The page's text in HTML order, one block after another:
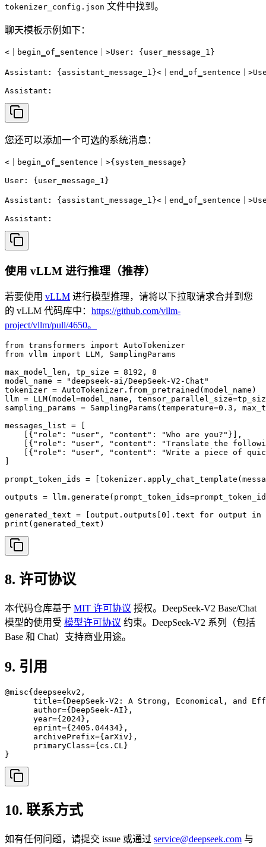
tokenizer_config.json 文件中找到。
聊天模板示例如下：
<｜begin▁of▁sentence｜>User: {user_message_1}
Assistant: {assistant_message_1}<｜end▁of▁sentence｜
Assistant:
您还可以添加一个可选的系统消息：
<｜begin▁of▁sentence｜>{system_message}
User: {user_message_1}
Assistant: {assistant_message_1}<｜end▁of▁sentence｜
Assistant:
使用 vLLM 进行推理（推荐）
若要使用 vLLM 进行模型推理，请将以下拉取请求合并到您
的 vLLM 代码库中： https://github.com/vllm-
project/vllm/pull/4650。
from transformers import AutoTokenizer
from vllm import LLM, SamplingParams
max_model_len, tp_size = 8192, 8
model_name = "deepseek-ai/DeepSeek-V2-Chat"
tokenizer = AutoTokenizer.from_pretrained(model_name)
llm = LLM(model=model_name,
sampling_params = SamplingParams(temperature=0.3,
messages_list = [
    [{"role": "user", "content": "Who are you?"}],
[{"role": "user", "content": "Translate the
[{"role": "user", "content": "Write a piece of
prompt_token_ids =
outputs =
generated_text = [output.outputs[0].text for output in
print(generated_text)
8. 许可协议
本代码仓库基于 MIT 许可协议 授权。DeepSeek-V2 Base/Chat
模型的使用受 模型许可协议 约束。DeepSeek-V2 系列（包括
Base 和 Chat）支持商业用途。
9. 引用
@misc{deepseekv2,
title={DeepSeek-V2: A Strong, Economical, and
      author={DeepSeek-AI},
      year={2024},
      eprint={2405.04434},
      archivePrefix={arXiv},
      primaryClass={cs.CL}
}
10. 联系方式
如有任何问题，请提交 issue 或通过 service@deepseek.com 与